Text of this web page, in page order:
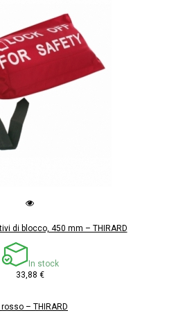
di blocco, 450 mm – THIRARD
In stock
33,88 €